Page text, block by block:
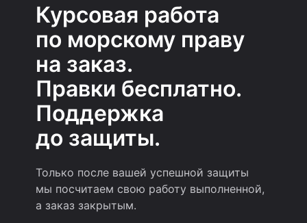
Курсовая работа
по морскому праву
на заказ.
Правки бесплатно.
Поддержка
до защиты.
Только после вашей успешной защиты
мы посчитаем свою работу выполненной,
а заказ закрытым.